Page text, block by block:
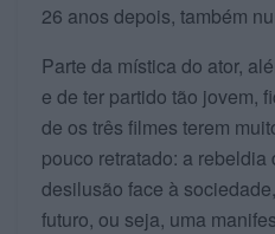
26 anos depois, também
Parte da mística do ator,
e de ter partido tão jovem,
de os três filmes terem
pouco retratado: a rebeldia
desilusão face à
futuro, ou seja, uma